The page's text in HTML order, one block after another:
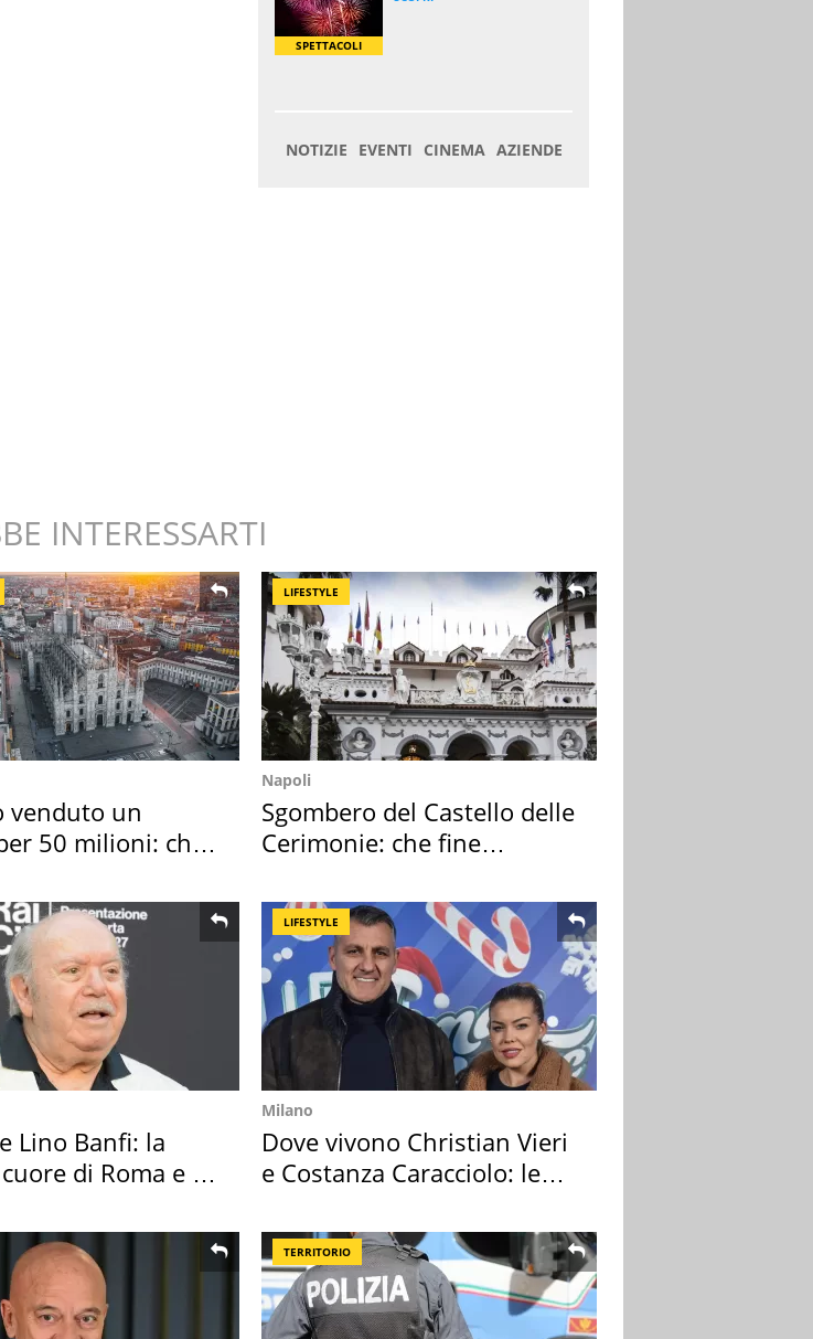
INTERESSARTI
venduto un
50 milioni: chi
LIFESTYLE
Napoli
Sgombero del Castello delle
Cerimonie: che fine
Lino Banfi: la
di Roma e i
LIFESTYLE
Milano
Dove vivono Christian Vieri
e Costanza Caracciolo: le
TERRITORIO